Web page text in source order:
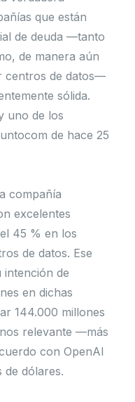
que están
de deuda —tanto
de manera aún
centros de datos—
sólida.
uno de los
de hace 25
compañía
excelentes
45 % en los
de datos. Ese
intención de
en dichas
144.000 millones
relevante —más
con OpenAI
de dólares.